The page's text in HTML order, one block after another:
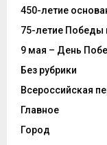
450-летие
75-летие Победы
9 мая – День
Без рубрики
Всероссийская
Главное
Город